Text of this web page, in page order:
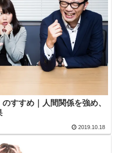
すすめ｜人間関係を強め、
2019.10.18